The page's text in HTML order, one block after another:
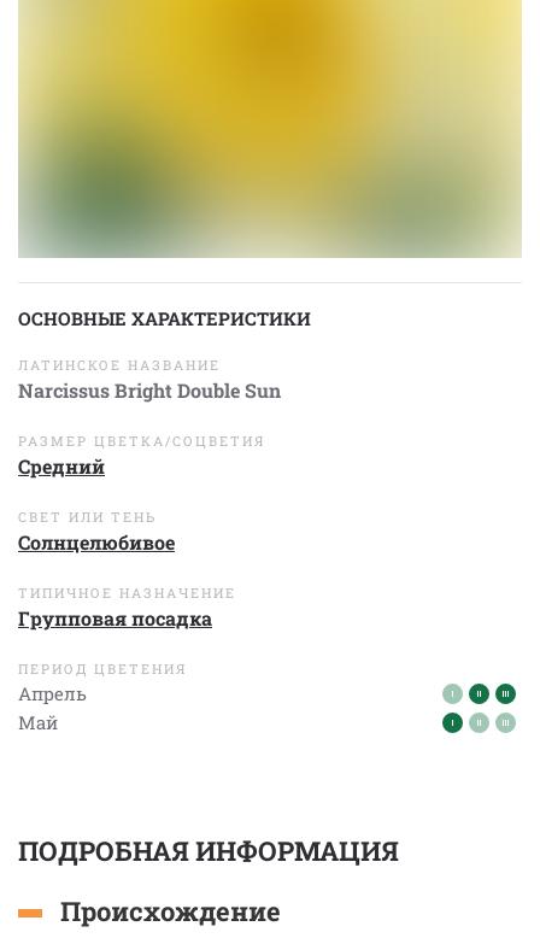
ОСНОВНЫЕ ХАРАКТЕРИСТИКИ
ЛАТИНСКОЕ НАЗВАНИЕ
Narcissus Bright Double Sun
РАЗМЕР ЦВЕТКА/СОЦВЕТИЯ
Средний
СВЕТ ИЛИ ТЕНЬ
Солнцелюбивое
ТИПИЧНОЕ НАЗНАЧЕНИЕ
Групповая посадка
ПЕРИОД ЦВЕТЕНИЯ
Апрель
Май
ПОДРОБНАЯ ИНФОРМАЦИЯ
Происхождение